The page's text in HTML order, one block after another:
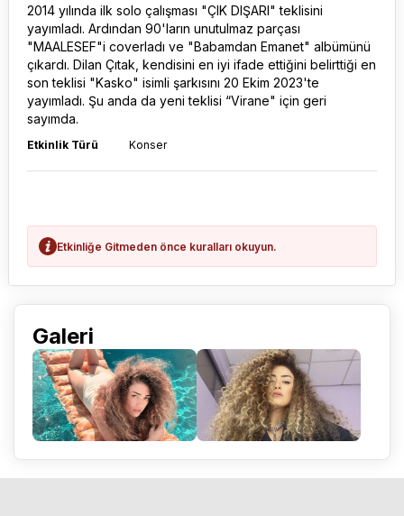
2014 yılında ilk solo çalışması "ÇIK DIŞARI" teklisini
yayımladı. Ardından 90'ların unutulmaz parçası
"MAALESEF"i coverladı ve "Babamdan Emanet" albümünü
çıkardı. Dilan Çıtak, kendisini en iyi ifade ettiğini belirttiği en
son teklisi "Kasko" isimli şarkısını 20 Ekim 2023'te
yayımladı. Şu anda da yeni teklisi “Virane" için geri
sayımda.
Etkinlik Türü Konser
Etkinliğe Gitmeden önce kuralları okuyun.
Galeri